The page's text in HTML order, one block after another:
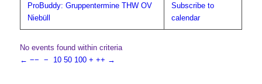
ProBuddy: Gruppentermine THW OV
Niebüll
Subscribe to
calendar
No events found within criteria
← −− − 10 50 100 + ++ →